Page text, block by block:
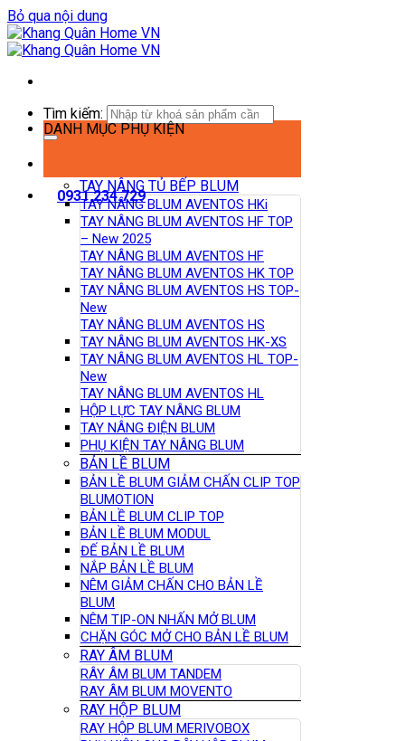
Bỏ qua nội dung
Tìm kiếm:
0931.234.729
DANH MỤC PHỤ KIỆN
TAY NÂNG TỦ BẾP BLUM
TAY NÂNG BLUM AVENTOS HKi
TAY NÂNG BLUM AVENTOS HF TOP
– New 2025
TAY NÂNG BLUM AVENTOS HF
TAY NÂNG BLUM AVENTOS HK TOP
TAY NÂNG BLUM AVENTOS HS TOP-
New
TAY NÂNG BLUM AVENTOS HS
TAY NÂNG BLUM AVENTOS HK-XS
TAY NÂNG BLUM AVENTOS HL TOP-
New
TAY NÂNG BLUM AVENTOS HL
HỘP LỰC TAY NÂNG BLUM
TAY NÂNG ĐIỆN BLUM
PHỤ KIỆN TAY NÂNG BLUM
BẢN LỀ BLUM
BẢN LỀ BLUM GIẢM CHẤN CLIP TOP
BLUMOTION
BẢN LỀ BLUM CLIP TOP
BẢN LỀ BLUM MODUL
ĐẾ BẢN LỀ BLUM
NẮP BẢN LỀ BLUM
NÊM GIẢM CHẤN CHO BẢN LỀ
BLUM
NÊM TIP-ON NHẤN MỞ BLUM
CHẶN GÓC MỞ CHO BẢN LỀ BLUM
RAY ÂM BLUM
RÂY ÂM BLUM TANDEM
RAY ÂM BLUM MOVENTO
RAY HỘP BLUM
RAY HỘP BLUM MERIVOBOX